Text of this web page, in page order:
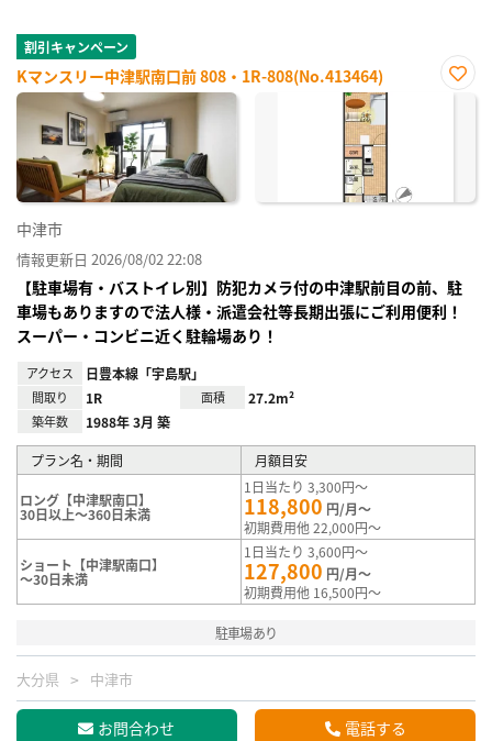
割引キャンペーン
Kマンスリー中津駅南口前 808・1R-808(No.413464)
お気
中津市
情報更新日 2026/08/02 22:08
【駐車場有・バストイレ別】防犯カメラ付の中津駅前目の前、駐
車場もありますので法人様・派遣会社等長期出張にご利用便利！
スーパー・コンビニ近く駐輪場あり！
アクセス 日豊本線「宇島駅」
間取り 1R 面積 27.2m²
築年数 1988年 3月 築
プラン名・期間 月額目安
ロング【中津駅南口】
30日以上～360日未満
1日当たり 3,300円～
118,800 円/月～
初期費用他 22,000円～
ショート【中津駅南口】
～30日未満
1日当たり 3,600円～
127,800 円/月～
初期費用他 16,500円～
駐車場あり
大分県 中津市
お問合わせ 電話する